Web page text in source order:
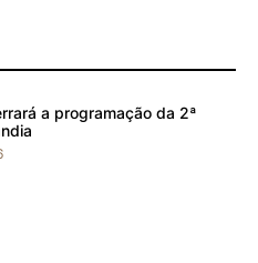
a programação da 2ª